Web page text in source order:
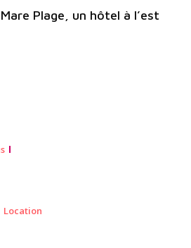
Plage, un hôtel à l’est
Location